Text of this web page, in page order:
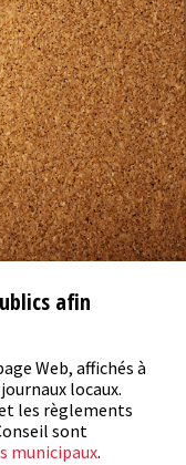
afin
Web, affichés à
locaux.
les règlements
sont
municipaux.